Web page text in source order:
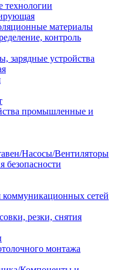
технологии
материалы
контроль
зарядные устройства
промышленные и
Насосы/Вентиляторы
безопасности
сетей
резки, снятия
монтажа